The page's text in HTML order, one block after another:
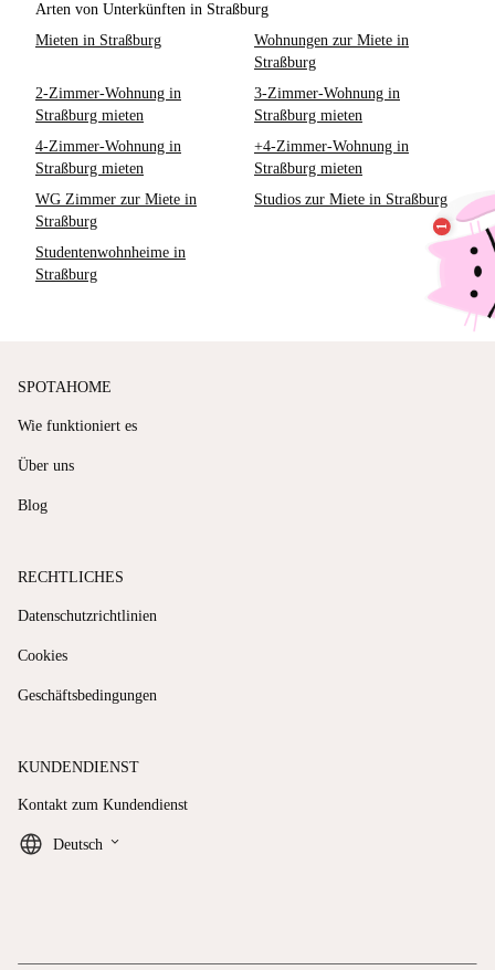
Arten von Unterkünften in Straßburg
Mieten in Straßburg
Wohnungen zur Miete in
Straßburg
2-Zimmer-Wohnung in
Straßburg mieten
3-Zimmer-Wohnung in
Straßburg mieten
4-Zimmer-Wohnung in
Straßburg mieten
+4-Zimmer-Wohnung in
Straßburg mieten
WG Zimmer zur Miete in
Straßburg
Studios zur Miete in Straßburg
Studentenwohnheime in
Straßburg
SPOTAHOME
Wie funktioniert es
Über uns
Blog
RECHTLICHES
Datenschutzrichtlinien
Cookies
Geschäftsbedingungen
KUNDENDIENST
Kontakt zum Kundendienst
Deutsch keyboard_arrow_down